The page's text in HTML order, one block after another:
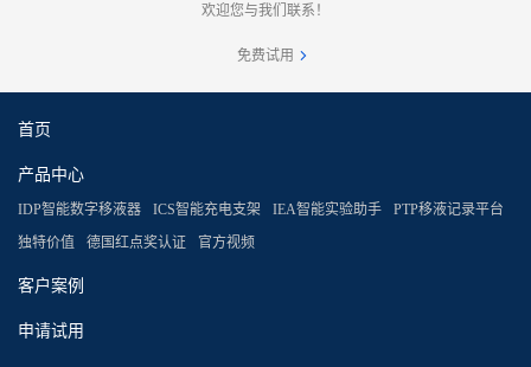
欢迎您与我们联系！
免费试用
首页
产品中心
IDP智能数字移液器 ICS智能充电支架 IEA智能实验助手
PTP移液记录平台
独特价值
德国红点奖认证 官方视频
客户案例
申请试用